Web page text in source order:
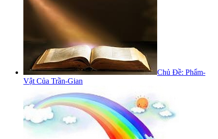
Chủ Đề: Phẩm-
Vật Của Trần-Gian